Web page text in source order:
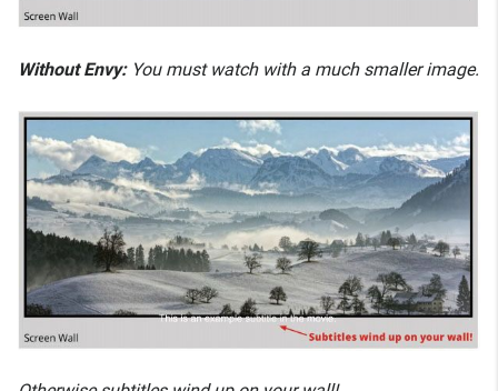
Without Envy:You must watch with a much smaller image.